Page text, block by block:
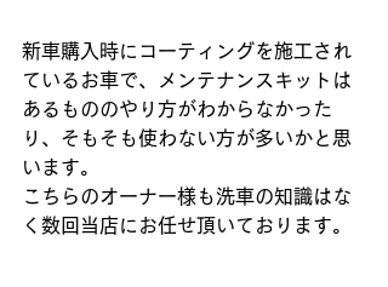
新車購入時にコーティングを施工され
ているお車で、メンテナンスキットは
あるもののやり方がわからなかった
り、そもそも使わない方が多いかと思
います。
こちらのオーナー様も洗車の知識はな
く数回当店にお任せ頂いております。